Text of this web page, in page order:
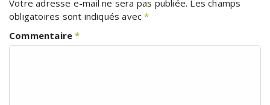
Votre adresse e-mail ne sera pas publiée. Les champs
obligatoires sont indiqués avec*
Commentaire*